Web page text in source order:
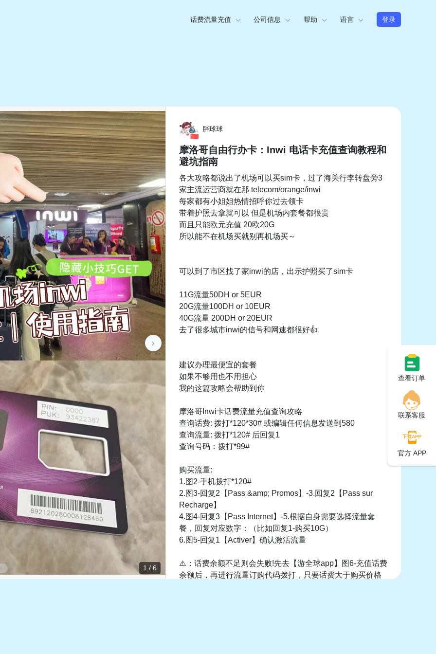
话费流量充值 公司信息 帮助 语言 登录
›
1 / 6
胖球球
摩洛哥自由行办卡：Inwi 电话卡充值查询教程和
避坑指南
各大攻略都说出了机场可以买sim卡，过了海关行李转盘旁3
家主流运营商就在那 telecom/orange/inwi
每家都有小姐姐热情招呼你过去领卡
带着护照去拿就可以 但是机场内套餐都很贵
而且只能欧元充值 20欧20G
所以能不在机场买就别再机场买～
可以到了市区找了家inwi的店，出示护照买了sim卡
11G流量50DH or 5EUR
20G流量100DH or 10EUR
40G流量 200DH or 20EUR
去了很多城市inwi的信号和网速都很好👍
建议办理最便宜的套餐
如果不够用也不用担心
我的这篇攻略会帮助到你
摩洛哥Inwi卡话费流量充值查询攻略
查询话费: 拨打*120*30# 或编辑任何信息发送到580
查询流量: 拨打*120# 后回复1
查询号码：拨打*99#
购买流量:
1.图2-手机拨打*120#
2.图3-回复2【Pass &amp; Promos】-3.回复2【Pass sur
Recharge】
4.图4-回复3【Pass Internet】-5.根据自身需要选择流量套
餐，回复对应数字：（比如回复1-购买10G）
6.图5-回复1【Activer】确认激活流量
⚠️：话费余额不足则会失败!先去【游全球app】图6-充值话费
余额后，再进行流量订购代码拨打，只要话费大于购买价格
查看订单
联系客服
官方 APP